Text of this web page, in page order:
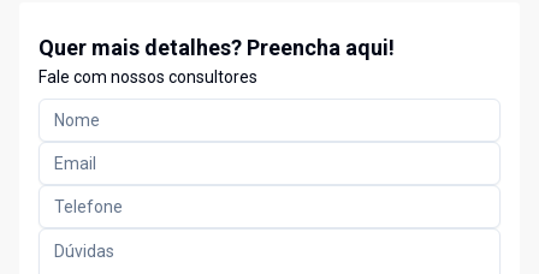
Quer mais detalhes? Preencha aqui!
Fale com nossos consultores